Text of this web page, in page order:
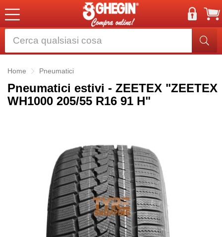
Home Pneumatici
Pneumatici estivi - ZEETEX "ZEETEX
WH1000 205/55 R16 91 H"